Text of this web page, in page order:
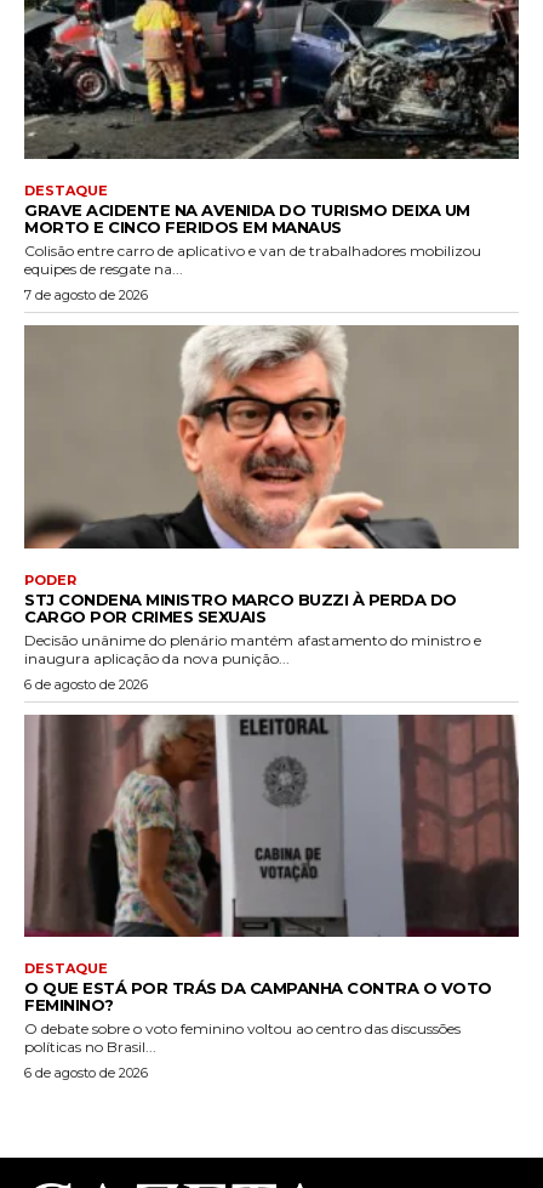
DESTAQUE
GRAVE ACIDENTE NA AVENIDA DO TURISMO DEIXA UM
MORTO E CINCO FERIDOS EM MANAUS
Colisão entre carro de aplicativo e van de trabalhadores mobilizou
equipes de resgate na...
7 de agosto de 2026
PODER
STJ CONDENA MINISTRO MARCO BUZZI À PERDA DO
CARGO POR CRIMES SEXUAIS
Decisão unânime do plenário mantém afastamento do ministro e
inaugura aplicação da nova punição...
6 de agosto de 2026
DESTAQUE
O QUE ESTÁ POR TRÁS DA CAMPANHA CONTRA O VOTO
FEMININO?
O debate sobre o voto feminino voltou ao centro das discussões
políticas no Brasil...
6 de agosto de 2026